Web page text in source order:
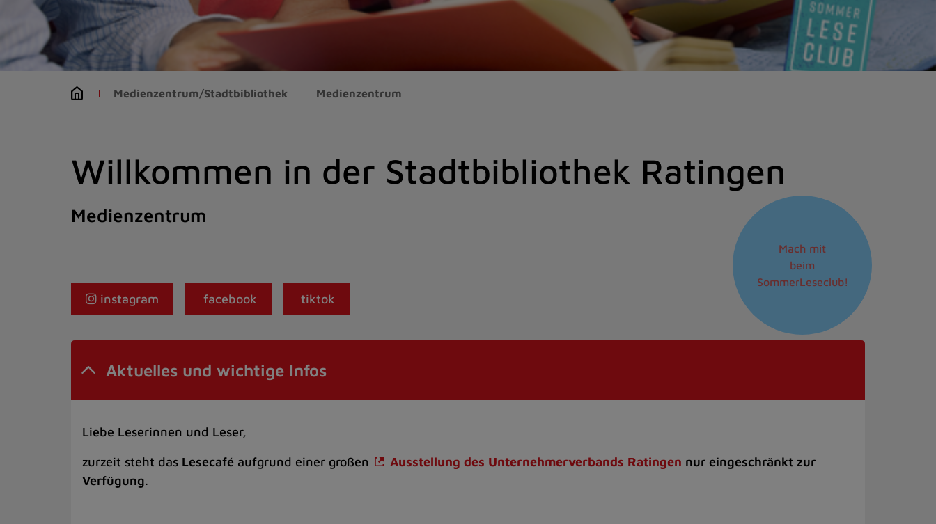
Zum
Inhalt
springen
(Schnelltaste
Medienzentrum/Stadtbibliothek
Medienzentrum
Willkommen in der Stadtbibliothek Ratingen
Medienzentrum
Mach mit
beim
SommerLeseclub!
instagram facebook tiktok
Aktuelles und wichtige Infos
Liebe Leserinnen und Leser,
zurzeit steht das Lesecafé aufgrund einer großen Ausstellung des Unternehmerverbands Ratingen nur eingeschränkt zur
Verfügung.